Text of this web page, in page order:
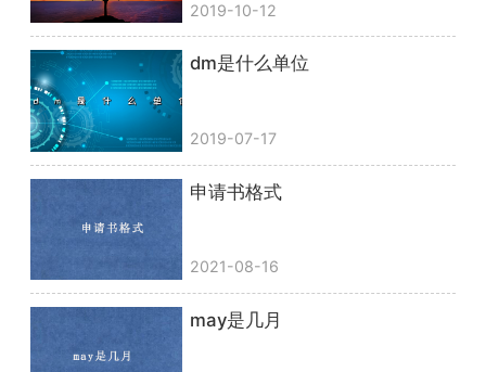
2019-10-12
dm是什么单位
2019-07-17
申请书格式
2021-08-16
may是几月